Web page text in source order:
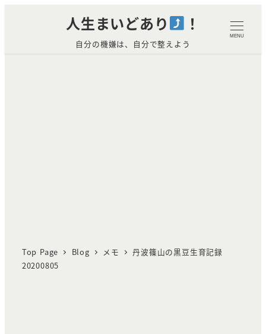
人生まいどあり ！
自分の機嫌は、自分で整えよう
MENU
Top Page Blog メモ
丹波篠山の黒豆生育記録
20200805